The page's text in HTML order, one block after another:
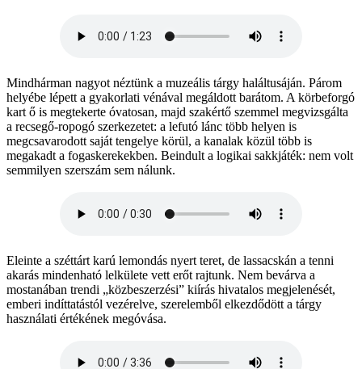
Mindhárman nagyot néztünk a muzeális tárgy haláltusáján. Párom
helyébe lépett a gyakorlati vénával megáldott barátom. A körbeforgó
kart ő is megtekerte óvatosan, majd szakértő szemmel megvizsgálta
a recsegő-ropogó szerkezetet: a lefutó lánc több helyen is
megcsavarodott saját tengelye körül, a kanalak közül több is
megakadt a fogaskerekekben. Beindult a logikai sakkjáték: nem volt
semmilyen szerszám sem nálunk.
Eleinte a széttárt karú lemondás nyert teret, de lassacskán a tenni
akarás mindenható lelkülete vett erőt rajtunk. Nem bevárva a
mostanában trendi „közbeszerzési” kiírás hivatalos megjelenését,
emberi indíttatástól vezérelve, szerelemből elkezdődött a tárgy
használati értékének megóvása.